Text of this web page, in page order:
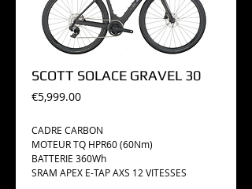
SCOTT SOLACE GRAVEL 30
€5,999.00Price
CADRE CARBON
MOTEUR TQ HPR60 (60Nm)
BATTERIE 360Wh
SRAM APEX E-TAP AXS 12 VITESSES